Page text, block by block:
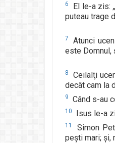
6 El le-a zis:
puteau trage
7
Atunci
este Domnul,
8
Ceilalţi
decât cam la
9 Când s-au
10 Isus le-a
11
Simon
peşti mari; şi,